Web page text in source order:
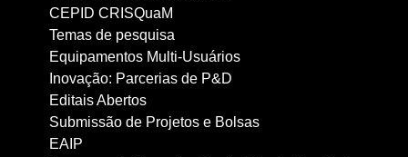
CEPID CRISQuaM
Temas de pesquisa
Equipamentos Multi-Usuários
Inovação: Parcerias de P&D
Editais Abertos
Submissão de Projetos e Bolsas
EAIP